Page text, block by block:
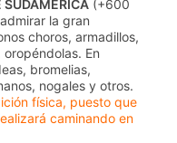
SUDAMÉRICA (+600
la gran
choros, armadillos,
oropéndolas. En
bromelias,
nogales y otros.
física, puesto que
caminando en